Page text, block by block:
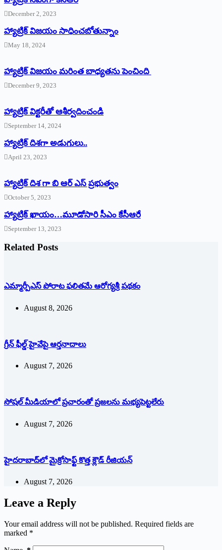
December 2, 2023
హ్యాట్రిక్‌ విజయం సాధించబోతున్నాం
May 18, 2024
హ్యాట్రిక్ విజయం మరింత బాధ్యతను పెంచింది
December 9, 2023
హ్యాట్రిక్‌ ‌విక్టరీతో ఆశీర్వదించండి
September 14, 2024
‌హ్యాట్రిక్‌ ‌దిశగా అడుగులు..
April 23, 2023
హ్యాట్రిక్ దిశ గా బి ఆర్ ఎస్ ప్రభుత్వం
October 5, 2023
హ్యాట్రిక్‌ ‌ఖాయం…మూడోసారి సీఎం కేసీఆరే
September 13, 2023
Related Posts
ఎమ్మార్పీఎస్ పోరాట ఫలితమే ఆరోగ్యశ్రీ పథకం
August 8, 2026
గ్రీన్ ఫీల్డ్ హైవేపై ఆర్తనాదాలు
August 7, 2026
సోషల్‌ ‌మీడియాలో ప్రచారంతో ప్రజలను మభ్యపెట్టలేరు
August 7, 2026
హైదరాబాద్‌లో మైక్రోసాఫ్ట్ ‌కొత్త క్లౌడ్‌ ‌రీజియన్‌
August 7, 2026
Leave a Reply
Your email address will not be published. Required fields are
marked *